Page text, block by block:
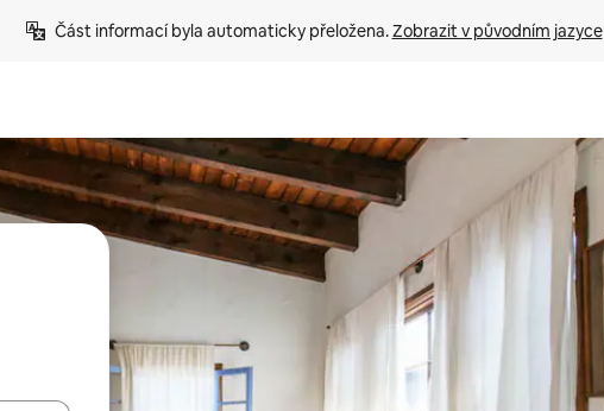
Část informací byla automaticky přeložena. Zobrazit v původním jazyce